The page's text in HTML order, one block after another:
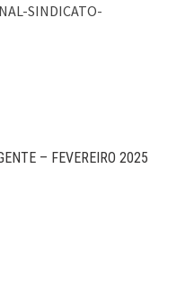
SINDICATO-
– FEVEREIRO 2025